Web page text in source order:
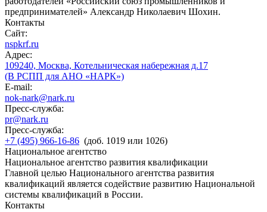
предпринимателей» Александр Николаевич Шохин.
Контакты
Сайт:
nspkrf.ru
Адрес:
109240, Москва, Котельническая набережная д.17
(В РСПП для АНО «НАРК»)
E-mail:
nok-nark@nark.ru
Пресс-служба:
pr@nark.ru
Пресс-служба:
+7 (495) 966-16-86 (доб. 1019 или 1026)
Национальное агентство
Национальное агентство развития квалификации
Главной целью Национального агентства развития
квалификаций является содействие развитию Национальной
системы квалификаций в России.
Контакты